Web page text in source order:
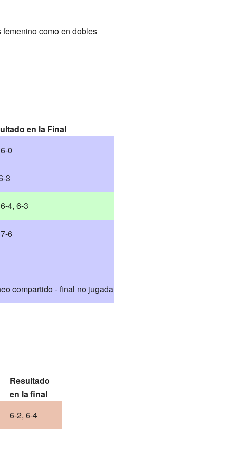
como en dobles
en la Final
0
3
4, 6-3
6
compartido - final no jugada
Resultado
en la final
6-2, 6-4